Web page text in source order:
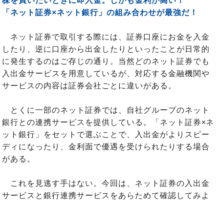
「ネット証券×ネット銀行」の組み合わせが最強だ！
ネット証券で取引する際には、証券口座にお金を入金
したり、逆に口座から出金したりといったことが日常的
に発生するのはご存じの通り。当然どのネット証券でも
入出金サービスを用意しているが、対応する金融機関や
サービスの内容は証券会社ごとに違いがある。
とくに一部のネット証券では、自社グループのネット
銀行との連携サービスを提供している。「ネット証券×ネ
ット銀行」をセットで選ぶことで、入出金がよりスピー
ディになったり、金利面で優遇を受けられたりする場合
がある。
これを見逃す手はない。今回は、ネット証券の入出金
サービスと銀行連携サービスをあらためて確認してみよ